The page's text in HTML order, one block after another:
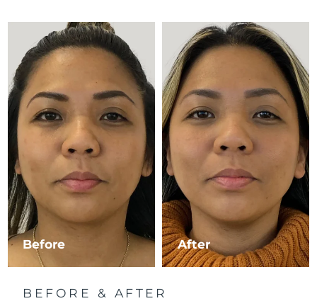
Before After
BEFORE & AFTER
全部购买
FOREO APP
关于我们
日本 预计送达日期8/11/26
泽西岛 预计送达日期8/13/26
哈萨克斯坦 预计送达日期8/10/26
科威特 预计送达日期8/8/26
拉脱维亚 预计送达日期
黎巴嫩 预计送达日期 8/9/26
立陶宛 预计送达日期 8/8/26
卢森堡 预计送达日期8/8/26
中国澳门特别行政区